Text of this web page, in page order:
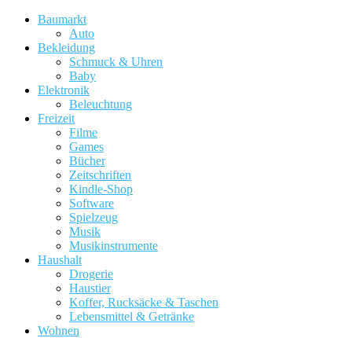
Baumarkt
Auto
Bekleidung
Schmuck & Uhren
Baby
Elektronik
Beleuchtung
Freizeit
Filme
Games
Bücher
Zeitschriften
Kindle-Shop
Software
Spielzeug
Musik
Musikinstrumente
Haushalt
Drogerie
Haustier
Koffer, Rucksäcke & Taschen
Lebensmittel & Getränke
Wohnen